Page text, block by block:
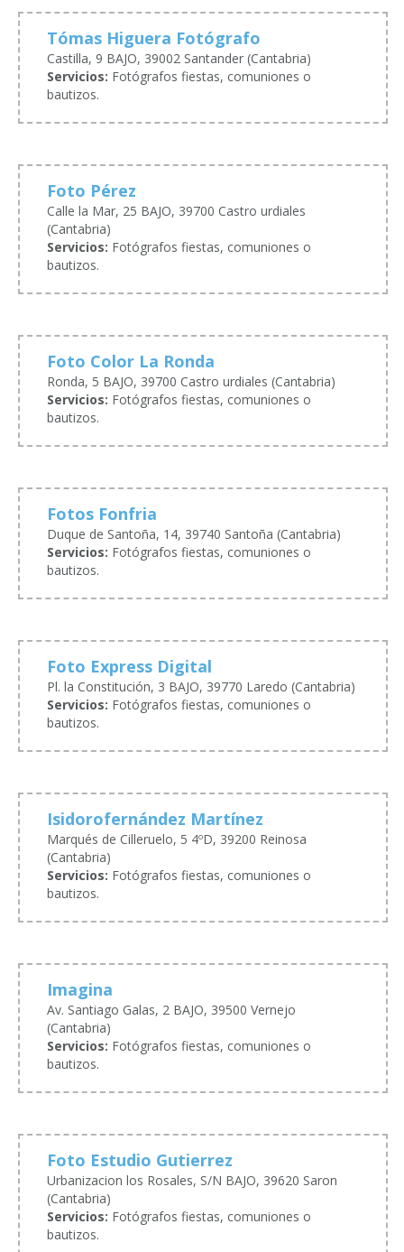
Tómas Higuera Fotógrafo
Castilla, 9 BAJO, 39002 Santander (Cantabria)
Servicios: Fotógrafos fiestas, comuniones o
bautizos.
Foto Pérez
Calle la Mar, 25 BAJO, 39700 Castro urdiales
(Cantabria)
Servicios: Fotógrafos fiestas, comuniones o
bautizos.
Foto Color La Ronda
Ronda, 5 BAJO, 39700 Castro urdiales (Cantabria)
Servicios: Fotógrafos fiestas, comuniones o
bautizos.
Fotos Fonfria
Duque de Santoña, 14, 39740 Santoña (Cantabria)
Servicios: Fotógrafos fiestas, comuniones o
bautizos.
Foto Express Digital
Pl. la Constitución, 3 BAJO, 39770 Laredo (Cantabria)
Servicios: Fotógrafos fiestas, comuniones o
bautizos.
Isidorofernández Martínez
Marqués de Cilleruelo, 5 4ºD, 39200 Reinosa
(Cantabria)
Servicios: Fotógrafos fiestas, comuniones o
bautizos.
Imagina
Av. Santiago Galas, 2 BAJO, 39500 Vernejo
(Cantabria)
Servicios: Fotógrafos fiestas, comuniones o
bautizos.
Foto Estudio Gutierrez
Urbanizacion los Rosales, S/N BAJO, 39620 Saron
(Cantabria)
Servicios: Fotógrafos fiestas, comuniones o
bautizos.